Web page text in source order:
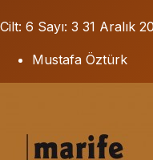
Cilt: 6 Sayı: 3 31 Aralık
Mustafa Öztürk